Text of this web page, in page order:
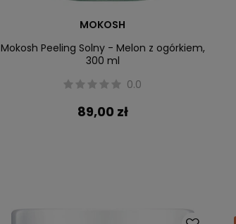
MOKOSH
Mokosh Peeling Solny - Melon z ogórkiem,
300 ml
0.0
89,00 zł